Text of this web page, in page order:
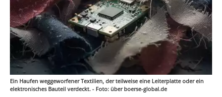
Ein Haufen weggeworfener Textilien, der teilweise eine Leiterplatte oder ein
elektronisches Bauteil verdeckt. - Foto: über boerse-global.de